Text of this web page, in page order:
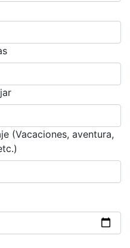
(Vacaciones, aventura,